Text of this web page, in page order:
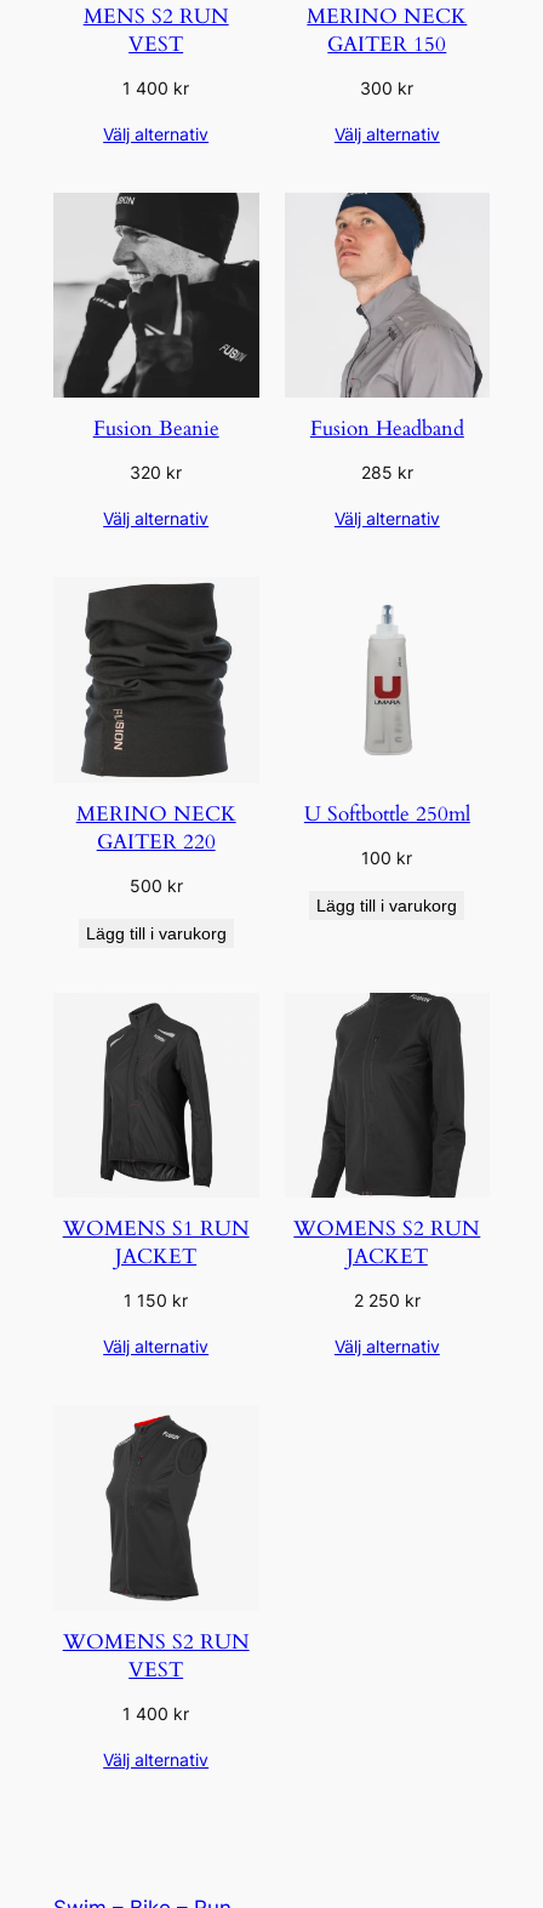
MENS S2 RUN
VEST
1 400 kr
Välj alternativ
MERINO NECK
GAITER 150
300 kr
Välj alternativ
Fusion Beanie
320 kr
Välj alternativ
Fusion Headband
285 kr
Välj alternativ
MERINO NECK
GAITER 220
500 kr
Lägg till i varukorg
U Softbottle 250ml
100 kr
Lägg till i varukorg
WOMENS S1 RUN
JACKET
1 150 kr
Välj alternativ
WOMENS S2 RUN
JACKET
2 250 kr
Välj alternativ
WOMENS S2 RUN
VEST
1 400 kr
Välj alternativ